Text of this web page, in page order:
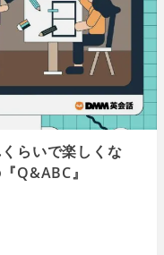
らいで楽しくな
Q&ABC』